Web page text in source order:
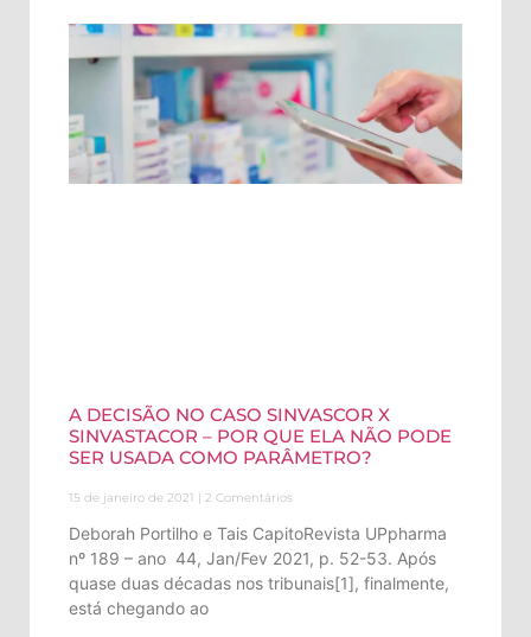
A DECISÃO NO CASO SINVASCOR X
SINVASTACOR – POR QUE ELA NÃO PODE
SER USADA COMO PARÂMETRO?
15 de janeiro de 2021 2 Comentários
Deborah Portilho e Tais CapitoRevista UPpharma
nº 189 – ano 44, Jan/Fev 2021, p. 52-53. Após
quase duas décadas nos tribunais[1], finalmente,
está chegando ao